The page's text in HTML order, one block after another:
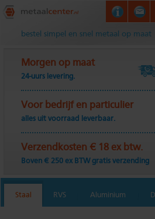
Metaalcenter.nl
bestel simpel en snel metaal op maat
Morgen op maat
24-uurs levering.
Voor bedrijf en particulier
alles uit voorraad leverbaar.
Verzendkosten € 18 ex btw.
Boven € 250 ex BTW gratis verzending
Staal RVS Aluminium